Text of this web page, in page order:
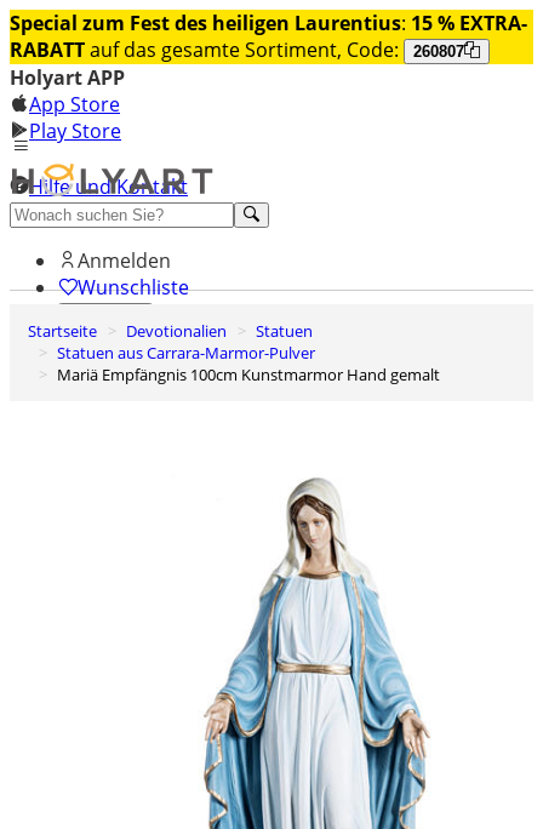
Special zum Fest des heiligen Laurentius: 15 % EXTRA-
RABATTauf das gesamte Sortiment, Code: 260807
Holyart APP
App Store
Play Store
Hilfe und Kontakt
Entdecken Sie Premium
Anmelden
Wunschliste
0
Warenkorb
Startseite Devotionalien
Statuen
Statuen aus Carrara-Marmor-Pulver
Mariä Empfängnis 100cm Kunstmarmor Hand gemalt